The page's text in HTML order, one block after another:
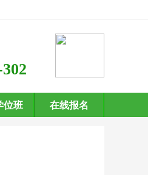
位班 在线报名